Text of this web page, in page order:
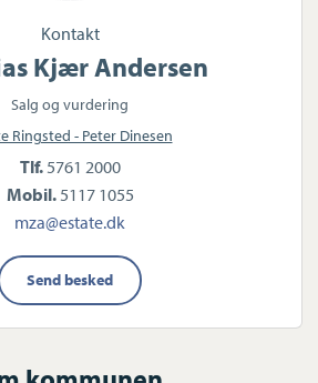
Kontakt
Kjær Andersen
Salg og vurdering
Ringsted - Peter Dinesen
Tlf. 5761 2000
Mobil. 5117 1055
mza@estate.dk
Send besked